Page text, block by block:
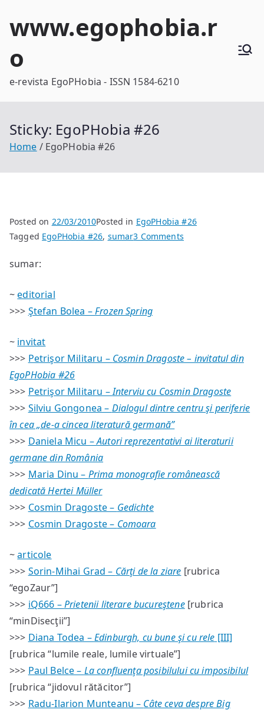
www.egophobia.r
o
e-revista EgoPHobia - ISSN 1584-6210
Sticky: EgoPHobia #26
Home EgoPHobia #26
Posted on 22/03/2010Posted in EgoPHobia #26
Tagged EgoPHobia #26, sumar3 Commentson
sumar:
~editorial
>>> Ştefan Bolea –Frozen Spring
~ invitat
>>> Petrişor Militaru – Cosmin Dragoste – invitatul din
EgoPHobia #26
>>> Petrişor Militaru –Interviu cu Cosmin Dragoste
>>> Silviu Gongonea – Dialogul dintre centru şi periferie
în cea „de-a cincea literatură germană”
>>> Daniela Micu –Autori reprezentativi ai literaturii
germane din România
>>> Maria Dinu – Prima monografie românească
dedicată Hertei Müller
>>> Cosmin Dragoste – Gedichte
>>> Cosmin Dragoste – Comoara
~articole
>>> Sorin-Mihai Grad – Cărţi de la ziare [rubrica
“egoZaur”]
>>> iQ666 –Prietenii literare bucureştene[rubrica
“minDisecţii”]
>>> Diana Todea –Edinburgh, cu bune şi cu rele [III]
[rubrica “lumile reale, lumile virtuale”]
>>> Paul Belce – La confluenţa posibilului cu imposibilul
[rubrica “jidovul rătăcitor”]
>>> Radu-Ilarion Munteanu – Câte ceva despre Big